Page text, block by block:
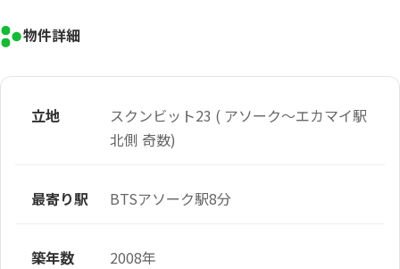
物件詳細
立地
スクンビット23 ( アソーク～エカマイ駅
北側 奇数)
最寄り駅 BTSアソーク駅8分
築年数 2008年